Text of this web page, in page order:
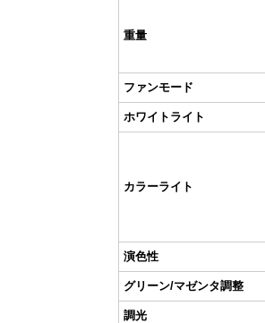
重量
ファンモード
ホワイトライト
カラーライト
演色性
グリーン/マゼンタ調整
調光